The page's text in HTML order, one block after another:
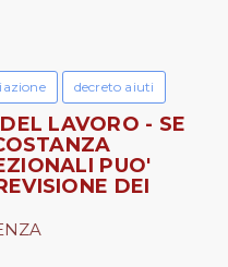
decreto aiuti
LAVORO - SE
PUO'
DEI